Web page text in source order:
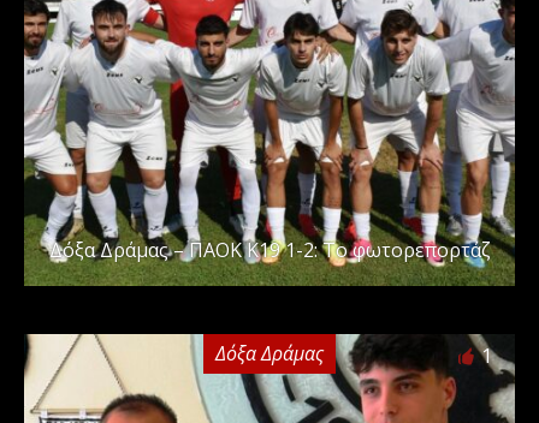
Δόξα Δράμας – ΠΑΟΚ Κ19 1-2: Το φωτορεπορτάζ
Δόξα Δράμας 1